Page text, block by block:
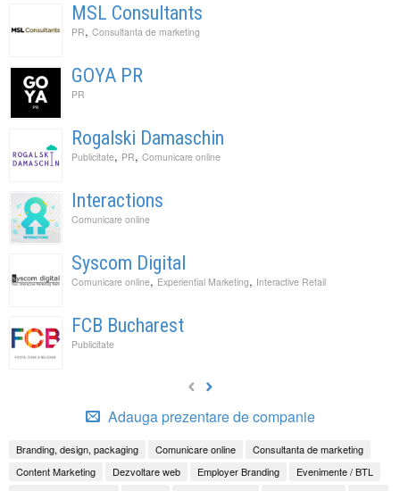
MSL Consultants
PR, Consultanta de marketing
GOYA PR
PR
Rogalski Damaschin
Publicitate, PR, Comunicare online
Interactions
Comunicare online
Syscom Digital
Comunicare online, Experiential Marketing, Interactive Retail
FCB Bucharest
Publicitate
Adauga prezentare de companie
Branding, design, packaging Comunicare online
Consultanta de marketing
Content Marketing
Dezvoltare web Employer Branding
Evenimente / BTL